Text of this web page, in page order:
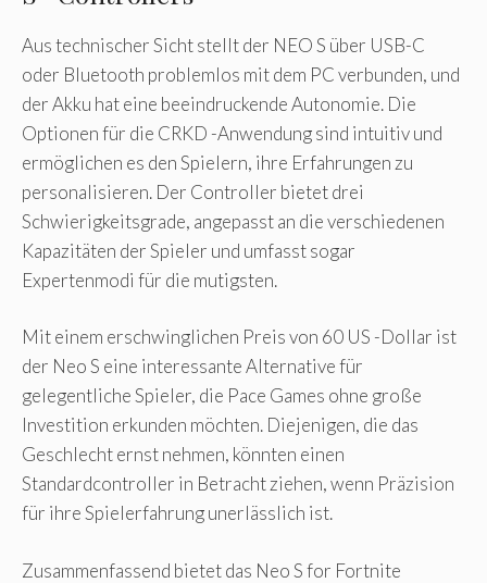
Aus technischer Sicht stellt der NEO S über USB-C
oder Bluetooth problemlos mit dem PC verbunden, und
der Akku hat eine beeindruckende Autonomie. Die
Optionen für die CRKD -Anwendung sind intuitiv und
ermöglichen es den Spielern, ihre Erfahrungen zu
personalisieren. Der Controller bietet drei
Schwierigkeitsgrade, angepasst an die verschiedenen
Kapazitäten der Spieler und umfasst sogar
Expertenmodi für die mutigsten.
Mit einem erschwinglichen Preis von 60 US -Dollar ist
der Neo S eine interessante Alternative für
gelegentliche Spieler, die Pace Games ohne große
Investition erkunden möchten. Diejenigen, die das
Geschlecht ernst nehmen, könnten einen
Standardcontroller in Betracht ziehen, wenn Präzision
für ihre Spielerfahrung unerlässlich ist.
Zusammenfassend bietet das Neo S for Fortnite